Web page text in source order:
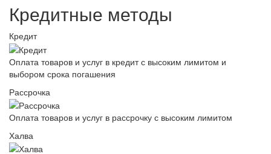
Кредитные методы
Кредит
Оплата товаров и услуг в кредит с высоким лимитом и
выбором срока погашения
Рассрочка
Оплата товаров и услуг в рассрочку с высоким лимитом
Халва